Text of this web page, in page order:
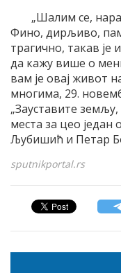
„Шалим се,
Фино, дирљиво,
трагично, такав
да кажу више о
вам је овај живот
многима, 29.
„Зауставите
места за цео један
Љубишић и Петар
sputnikportal.rs